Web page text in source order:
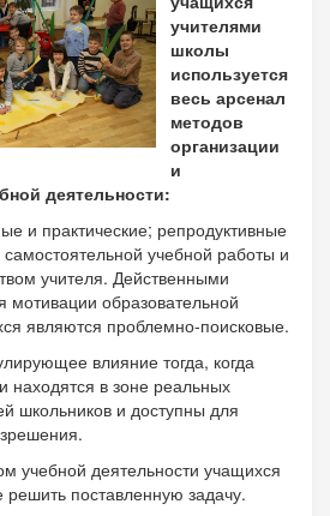
учителями
школы
используется
весь арсенал
методов
организации
и
деятельности:
и практические; репродуктивные
учебной работы и
учителя. Действенными
образовательной
являются проблемно-поисковые.
влияние тогда, когда
находятся в зоне реальных
школьников и доступны для
учебной деятельности учащихся
решить поставленную задачу.